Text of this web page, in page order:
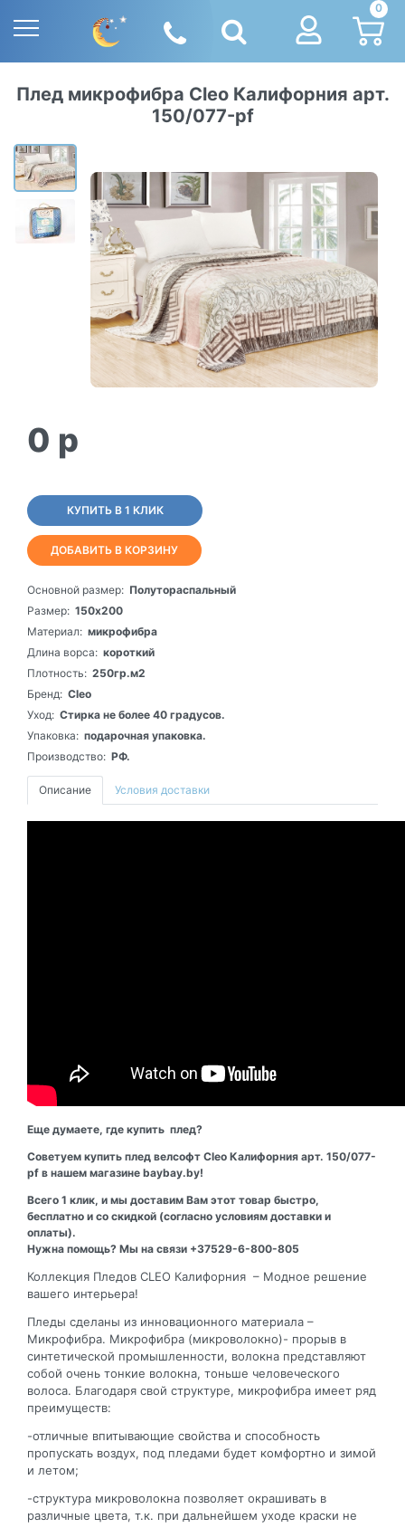
0
Плед микрофибра Cleo Калифорния арт.
150/077-pf
0 p
КУПИТЬ В 1 КЛИК
ДОБАВИТЬ В КОРЗИНУ
Основной размер: Полутораспальный
Размер: 150х200
Материал: микрофибра
Длина ворса: короткий
Плотность: 250гр.м2
Бренд: Cleo
Уход: Стирка не более 40 градусов.
Упаковка: подарочная упаковка.
Производство: РФ.
Описание Условия доставки
Еще думаете, где купить плед?
Советуем купить плед велсофт Cleo Калифорния арт. 150/077-
pf в нашем магазине baybay.by!
Всего 1 клик, и мы доставим Вам этот товар быстро,
бесплатно и со скидкой (согласно условиям доставки и
оплаты).
Нужна помощь? Мы на связи +37529-6-800-805
Коллекция Пледов CLEO Калифорния – Модное решение
вашего интерьера!
Пледы сделаны из инновационного материала –
Микрофибра. Микрофибра (микроволокно)- прорыв в
синтетической промышленности, волокна представляют
собой очень тонкие волокна, тоньше человеческого
волоса. Благодаря свой структуре, микрофибра имеет ряд
преимуществ:
-отличные впитывающие свойства и способность
пропускать воздух, под пледами будет комфортно и зимой
и летом;
-структура микроволокна позволяет окрашивать в
различные цвета, т.к. при дальнейшем уходе краски не